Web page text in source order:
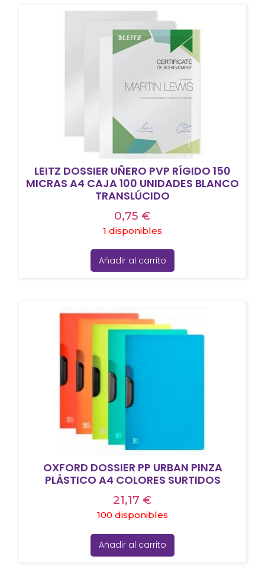
LEITZ DOSSIER UÑERO PVP RÍGIDO 150
MICRAS A4 CAJA 100 UNIDADES BLANCO
TRANSLÚCIDO
0,75 €
1 disponibles
Añadir al carrito
OXFORD DOSSIER PP URBAN PINZA
PLÁSTICO A4 COLORES SURTIDOS
21,17 €
100 disponibles
Añadir al carrito